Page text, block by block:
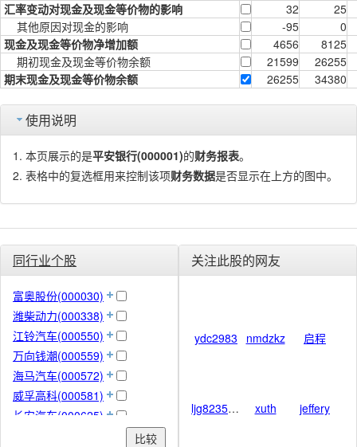
汇率变动对现金及现金等价物的影响
32
25
其他原因对现金的影响
-95
0
现金及现金等价物净增加额
4656
8125
期初现金及现金等价物余额
21599
26255
期末现金及现金等价物余额
26255 34380
使用说明
本页展示的是平安银行(000001)的财务报表。
表格中的复选框用来控制该项财务数据是否显示在上方的图中。
同行业个股
富奥股份(000030)
潍柴动力(000338)
江铃汽车(000550)
万向钱潮(000559)
海马汽车(000572)
威孚高科(000581)
长安汽车(000625)
比较
关注此股的网友
ydc2983 nmdzkz 启程
ljg8235283 xuth jeffery